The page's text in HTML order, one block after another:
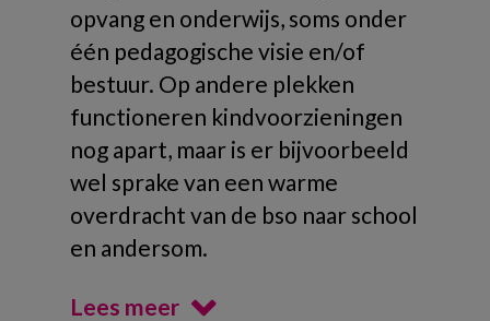
opvang en onderwijs, soms onder
één pedagogische visie en/of
bestuur. Op andere plekken
functioneren kindvoorzieningen
nog apart, maar is er bijvoorbeeld
wel sprake van een warme
overdracht van de bso naar school
en andersom.
Lees meer